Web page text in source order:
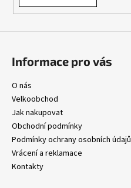
Informace pro vás
O nás
Velkoobchod
Jak nakupovat
Obchodní podmínky
Podmínky ochrany osobních údajů
Vrácení a reklamace
Kontakty